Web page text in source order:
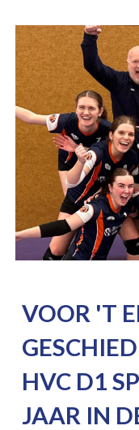
VOOR 'T
HVC D1
JAAR IN